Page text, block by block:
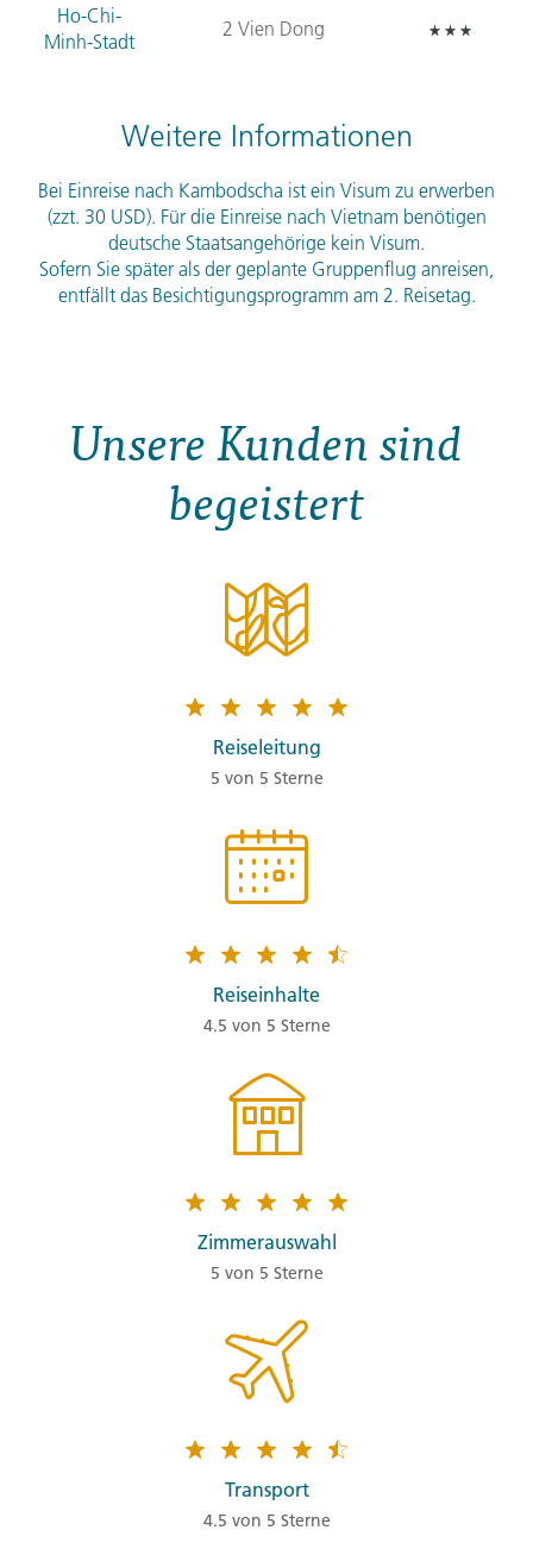
Ho-Chi-
Minh-Stadt
2 Vien Dong
Weitere Informationen
Bei Einreise nach Kambodscha ist ein Visum zu erwerben
(zzt. 30 USD). Für die Einreise nach Vietnam benötigen
deutsche Staatsangehörige kein Visum.
Sofern Sie später als der geplante Gruppenflug anreisen,
entfällt das Besichtigungsprogramm am 2. Reisetag.
Unsere Kunden sind
begeistert
Reiseleitung
5 von 5 Sterne
Reiseinhalte
4.5 von 5 Sterne
Zimmerauswahl
5 von 5 Sterne
Transport
4.5 von 5 Sterne